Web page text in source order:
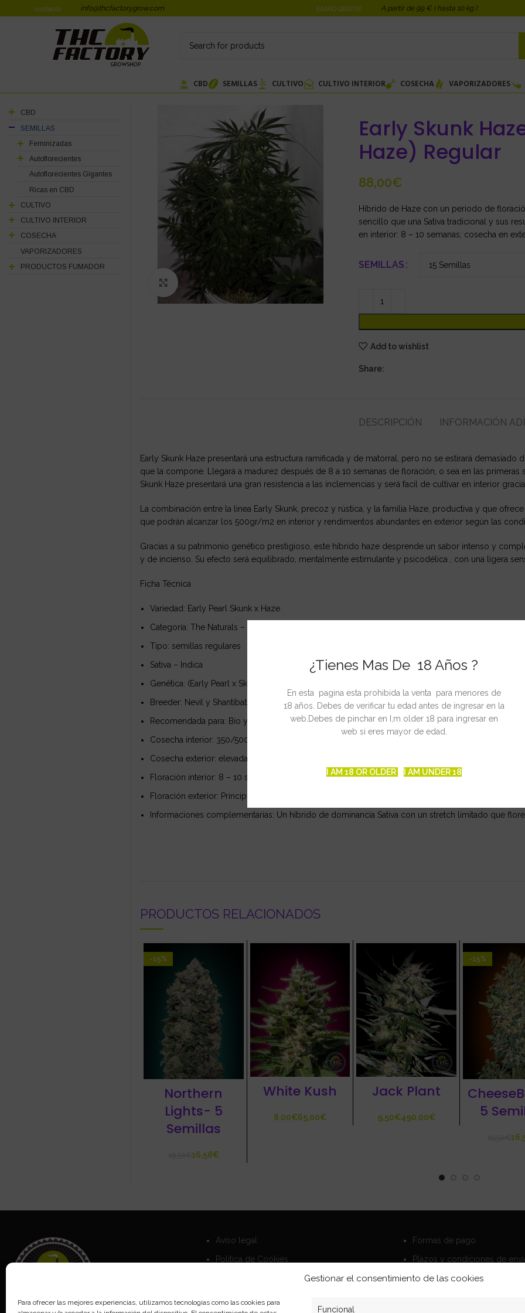
¿Tienes Mas De 18 Años ?
En esta pagina esta prohibida la venta para menores de
18 años. Debes de verificar tu edad antes de ingresar en la
web.Debes de pinchar en I,m older 18 para ingresar en
web si eres mayor de edad.
I AM 18 OR OLDER I AM UNDER 18
Gestionar el consentimiento de las cookies
Para ofrecer las mejores experiencias, utilizamos tecnologías como las cookies para
Funcional
contacto info@thcfactorygrow.com ENVIO GRATIS! A partir de 99 € ( hasta 10 kg )
CBD SEMILLAS CULTIVO CULTIVO INTERIOR COSECHA VAPORIZADORES
Click to enlarge
Early Skunk
Haze) Regular
€
Híbrido de Haze con un periodo de
sencillo que una Sativa tradicional y sus
en interior: 8 – 10 semanas; cosecha en
SEMILLAS
Add to wishlist
Share:
DESCRIPCIÓN INFORMACIÓN
Early Skunk Haze presentará una estructura ramificada y de matorral, pero no se estirará demasiado
que la compone. Llegará a madurez después de 8 a 10 semanas de floración, o sea en las
Skunk Haze presentará una gran resistencia a las inclemencias y será facil de cultivar en interior
La combinación entre la linea Early Skunk, precoz y rústica, y la familia Haze, productiva y que
que podrán alcanzar los 500gr/m2 en interior y rendimientos abundantes en exterior según las
Gracias a su patrimonio genético prestigioso, este híbrido haze desprende un sabor intenso y
y de incienso. Su efecto será equilibrado, mentalmente estimulante y psicodélica , con una ligera
Ficha Técnica
Variedad: Early Pearl Skunk x Haze
Categoría: The Naturals – Old school genetics
Tipo: semillas regulares
Sativa – Indica
Genética: (Early Pearl x Skunk) x Haze
Breeder: Nevil y Shantibaba
Recomendada para: Bio y Hydro, interior – exterior / invernadero
Cosecha interior: 350/500 g/m2
Cosecha exterior: elevada
Floración interior: 8 – 10 semanas
Floración exterior: Principios hasta mitad de octubre en el hemisferio Nord. Finales de Avril en el
Informaciones complementarias: Un híbrido de dominancia Sativa con un stretch limitado que
PRODUCTOS RELACIONADOS
-15%
Northern
Lights- 5
Semillas
16,58€
White Kush
€ €
Jack Plant
€ €
-15%
5
CBD
SEMILLAS
Feminizadas
Autoflorecientes
Autoflorecientes Gigantes
Ricas en CBD
CULTIVO
CULTIVO INTERIOR
COSECHA
VAPORIZADORES
PRODUCTOS FUMADOR
Aviso legal
Política de Cookies
Formas de pago
Plazos y condiciones de
Politica de devoluciones